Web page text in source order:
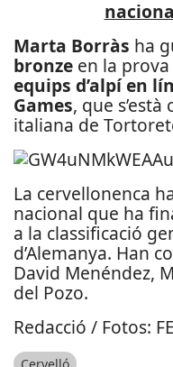
Marta Borràs ha
bronze en la
equips d’alpí en
Games, que
italiana de
La cervellonenca
nacional que ha
a la classificació
d’Alemanya. Han
David Menéndez,
del Pozo.
Redacció / Fotos: